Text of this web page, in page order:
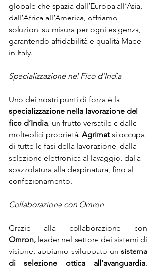
globale che spazia dall’Europa all’Asia,
dall’Africa all’America, offriamo
soluzioni su misura per ogni esigenza,
garantendo affidabilità e qualità Made
in Italy.
Specializzazione nel Fico d’India
Uno dei nostri punti di forza è la
specializzazione nella lavorazione del
fico d’India, un frutto versatile e dalle
molteplici proprietà. Agrimat si occupa
di tutte le fasi della lavorazione, dalla
selezione elettronica al lavaggio, dalla
spazzolatura alla despinatura, fino al
confezionamento.
Collaborazione con Omron
Omron, leader nel settore dei sistemi di
visione, abbiamo sviluppato un sistema
di selezione ottica all’avanguardia.